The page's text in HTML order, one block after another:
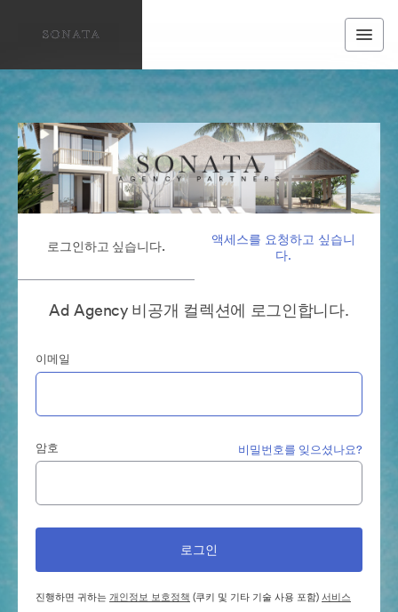
로그인하고 싶습니다.
액세스를 요청하고 싶습니
다.
Ad Agency 비공개 컬렉션에 로그인합니다.
이메일
암호 비밀번호를 잊으셨나요?
진행하면 귀하는개인정보 보호정책 (쿠키 및 기타 기술 사용 포함)서비스